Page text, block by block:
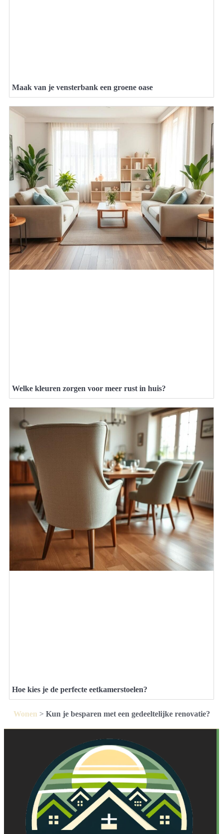
Maak van je vensterbank een groene oase
Welke kleuren zorgen voor meer rust in huis?
Hoe kies je de perfecte eetkamerstoelen?
Wonen > Kun je besparen met een gedeeltelijke renovatie?